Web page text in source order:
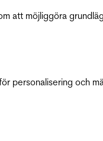
att möjliggöra
personalisering och